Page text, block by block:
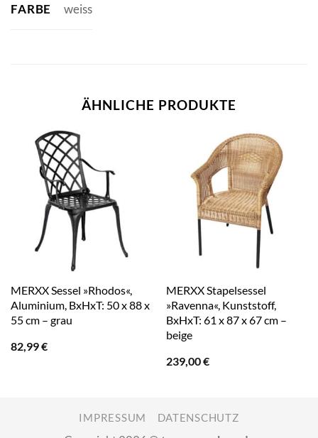
FARBE weiss
ÄHNLICHE PRODUKTE
MERXX Sessel »Rhodos«,
Aluminium, BxHxT: 50 x 88 x
55 cm – grau
82,99€
MERXX Stapelsessel
»Ravenna«, Kunststoff,
BxHxT: 61 x 87 x 67 cm –
beige
239,00€
IMPRESSUM DATENSCHUTZ